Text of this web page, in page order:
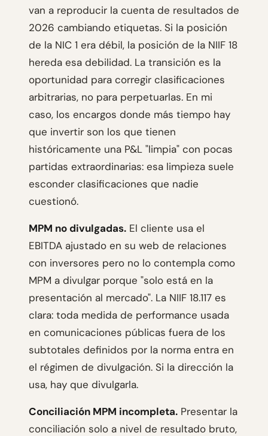
van a reproducir la cuenta de resultados de
2026 cambiando etiquetas. Si la posición
de la NIC 1 era débil, la posición de la NIIF 18
hereda esa debilidad. La transición es la
oportunidad para corregir clasificaciones
arbitrarias, no para perpetuarlas. En mi
caso, los encargos donde más tiempo hay
que invertir son los que tienen
históricamente una P&L "limpia" con pocas
partidas extraordinarias: esa limpieza suele
esconder clasificaciones que nadie
cuestionó.
MPM no divulgadas. El cliente usa el
EBITDA ajustado en su web de relaciones
con inversores pero no lo contempla como
MPM a divulgar porque "solo está en la
presentación al mercado". La NIIF 18.117 es
clara: toda medida de performance usada
en comunicaciones públicas fuera de los
subtotales definidos por la norma entra en
el régimen de divulgación. Si la dirección la
usa, hay que divulgarla.
Conciliación MPM incompleta. Presentar la
conciliación solo a nivel de resultado bruto,